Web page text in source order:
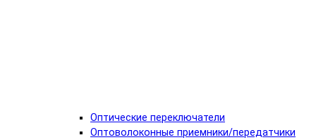
Оптические переключатели
Оптоволоконные приемники/передатчики